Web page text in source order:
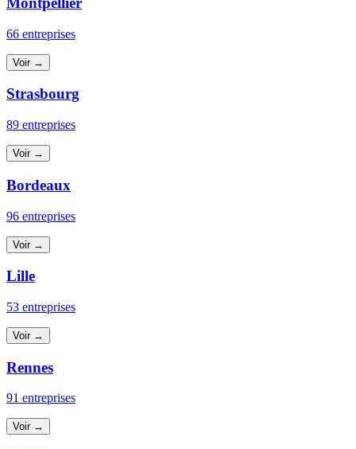
66 entreprises
Voir →
Strasbourg
89 entreprises
Voir →
Bordeaux
96 entreprises
Voir →
Lille
53 entreprises
Voir →
Rennes
91 entreprises
Voir →